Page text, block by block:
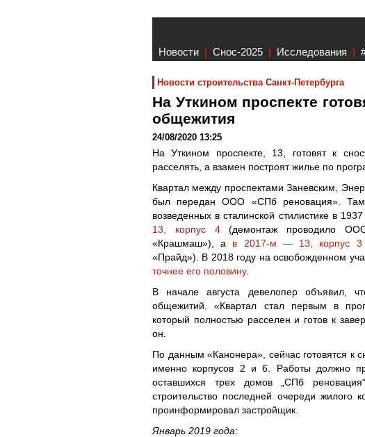
Новости | Снос-2025 | Исследования |
Новости строительства Санкт-Петербурга
На Уткином проспекте
общежития
24/08/2020 13:25
На Уткином проспекте, 13, готовят к
расселять, а взамен построят жилье по
Квартал между проспектами Заневским,
был передан ООО «СПб реновация». Там
возведенных в сталинской стилистике в
13, корпус 4(демонтаж проводило ООО
«Крашмаш»), а в 2017-м — 13, корпус 3
«Прайд»). В 2018 году на освобожденном
точнее его половину.
В начале августа девелопер объявил,
общежитий. «Квартал стал первым в
который полностью расселен и готов к
он.
По данным «Канонера», сейчас готовятся к
именно корпусов 2 и 6. Работы должно
оставшихся трех домов „СПб
строительство последней очереди
проинформировал застройщик.
Январь 2019 года: